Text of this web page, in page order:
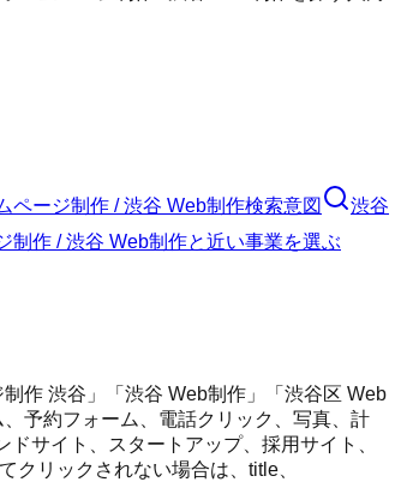
ページ制作 / 渋谷 Web制作検索意図
渋谷
制作 / 渋谷 Web制作と近い事業を選ぶ
作 渋谷」「渋谷 Web制作」「渋谷区 Web
予約フォーム、電話クリック、写真、計
サイト、スタートアップ、採用サイト、
クリックされない場合は、title、